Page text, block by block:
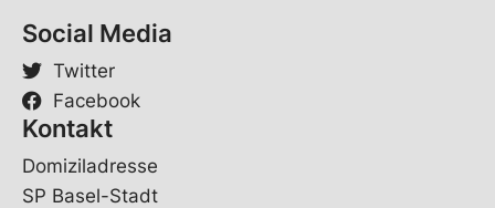
Social Media
Twitter
Facebook
Kontakt
Domiziladresse
SP Basel-Stadt